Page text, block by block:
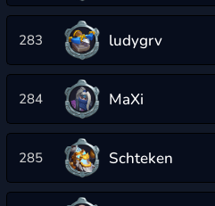
283 ludygrv
284 MaXi
285 Schteken